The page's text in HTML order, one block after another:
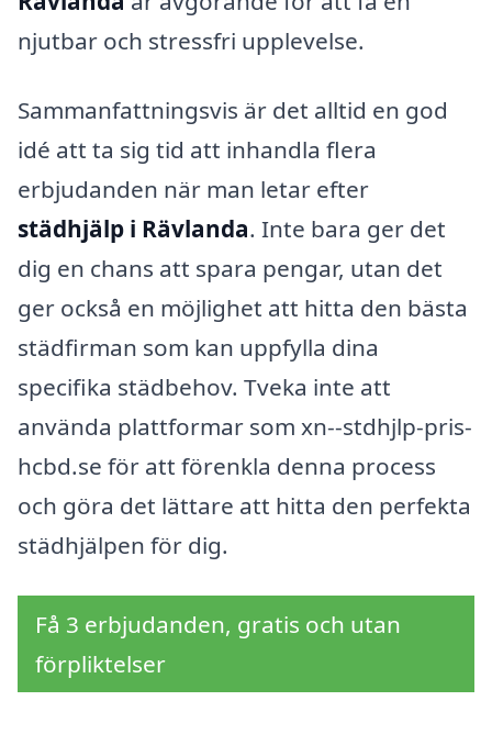
njutbar och stressfri upplevelse.
Sammanfattningsvis är det alltid en god
idé att ta sig tid att inhandla flera
erbjudanden när man letar efter
städhjälp i Rävlanda. Inte bara ger det
dig en chans att spara pengar, utan det
ger också en möjlighet att hitta den bästa
städfirman som kan uppfylla dina
specifika städbehov. Tveka inte att
använda plattformar som xn--stdhjlp-pris-
hcbd.se för att förenkla denna process
och göra det lättare att hitta den perfekta
städhjälpen för dig.
Få 3 erbjudanden, gratis och utan
förpliktelser